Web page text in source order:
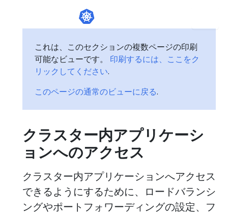
これは、このセクションの複数ページの印刷
可能なビューです。 印刷するには、ここをク
リックしてください.
このページの通常のビューに戻る.
クラスター内アプリケーシ
ョンへのアクセス
クラスター内アプリケーションへアクセス
できるようにするために、ロードバランシ
ングやポートフォワーディングの設定、フ